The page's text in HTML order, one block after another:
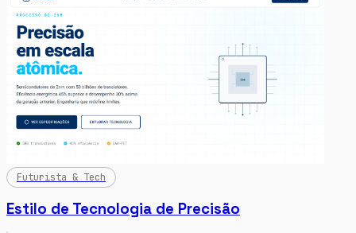
Futurista & Tech
Estilo de Tecnologia de Precisão